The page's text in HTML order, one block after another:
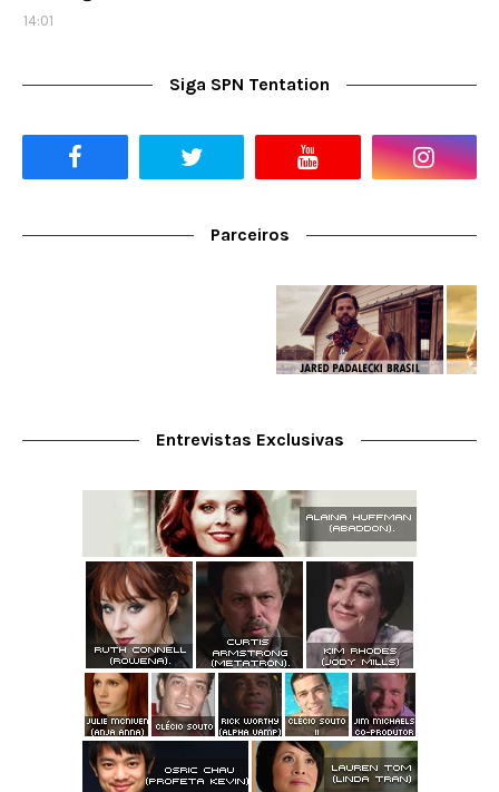
14:01
Siga SPN Tentation
Parceiros
Entrevistas Exclusivas